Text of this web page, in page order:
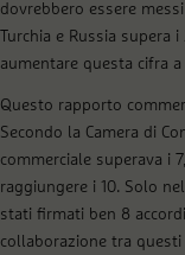
dovrebbero essere
Turchia e Russia
aumentare questa cifra
Questo rapporto
Secondo la Camera di
commerciale superava i
raggiungere i 10. Solo
stati firmati ben 8
collaborazione tra